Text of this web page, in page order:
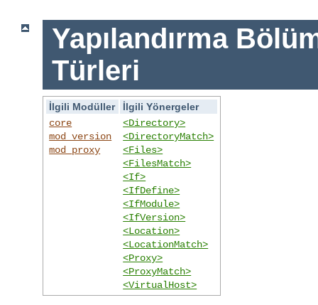
Yapılandırma
Türleri
İlgili Modüller
İlgili Yönergeler
core
mod_version
mod_proxy
<Directory>
<DirectoryMatch>
<Files>
<FilesMatch>
<If>
<IfDefine>
<IfModule>
<IfVersion>
<Location>
<LocationMatch>
<Proxy>
<ProxyMatch>
<VirtualHost>